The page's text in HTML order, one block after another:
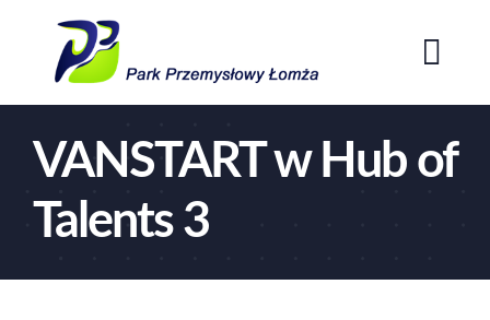
zawartości
VANSTART w Hub of
Talents 3